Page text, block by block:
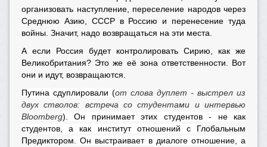
организовать наступление, переселение народов через
Среднюю Азию, СССР в Россию и перенесение туда
войны. Значит, надо возвращаться на эти места.
А если Россия будет контролировать Сирию, как же
Великобритания? Это же её зона ответственности. Вот
они и идут, возвращаются.
Путина сдуплировали (от слова дуплет - выстрел из
двух стволов: встреча со студентами и интервью
Bloomberg). Он принимает этих студентов - не как
студентов, а как институт отношений с Глобальным
Предиктором . Он выстраивает в диалоге отношение, а